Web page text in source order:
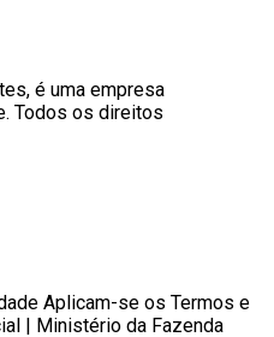
é uma empresa
Todos os direitos
Aplicam-se os Termos e
| Ministério da Fazenda